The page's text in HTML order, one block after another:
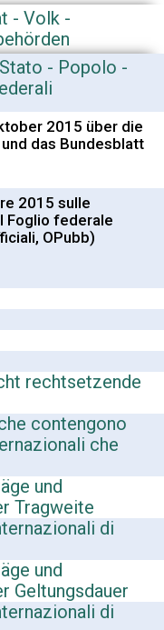
- Volk -
- Popolo -
2015 über die
das Bundesblatt
2015 sulle
Foglio federale
OPubb)
rechtsetzende
contengono
che
und
Tragweite
di
und
Geltungsdauer
di